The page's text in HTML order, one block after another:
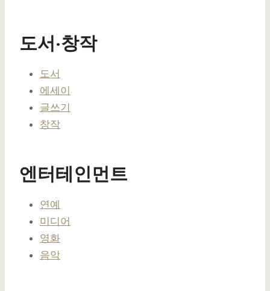
도서·창작
도서
에세이
글쓰기
창작
엔터테인먼트
연예
미디어
영화
음악